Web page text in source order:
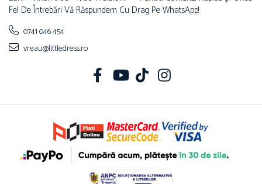
Fel De Întrebări Vă Răspundem Cu Drag Pe WhatsApp!
0741 046 454
vreau@littledress.ro